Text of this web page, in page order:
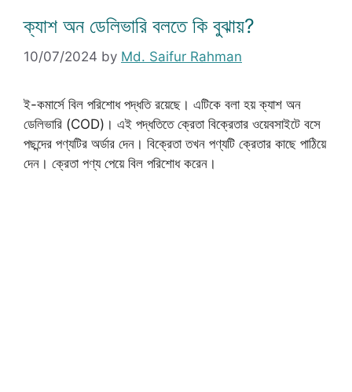
ক্যাশ অন ডেলিভারি বলতে কি বুঝায়?
10/07/2024 by Md. Saifur Rahman
ই-কমার্সে বিল পরিশোধ পদ্ধতি রয়েছে। এটিকে বলা হয় ক্যাশ অন
ডেলিভারি (COD)। এই পদ্ধতিতে ক্রেতা বিক্রেতার ওয়েবসাইটে বসে
পছন্দের পণ্যটির অর্ডার দেন। বিক্রেতা তখন পণ্যটি ক্রেতার কাছে পাঠিয়ে
দেন। ক্রেতা পণ্য পেয়ে বিল পরিশোধ করেন।